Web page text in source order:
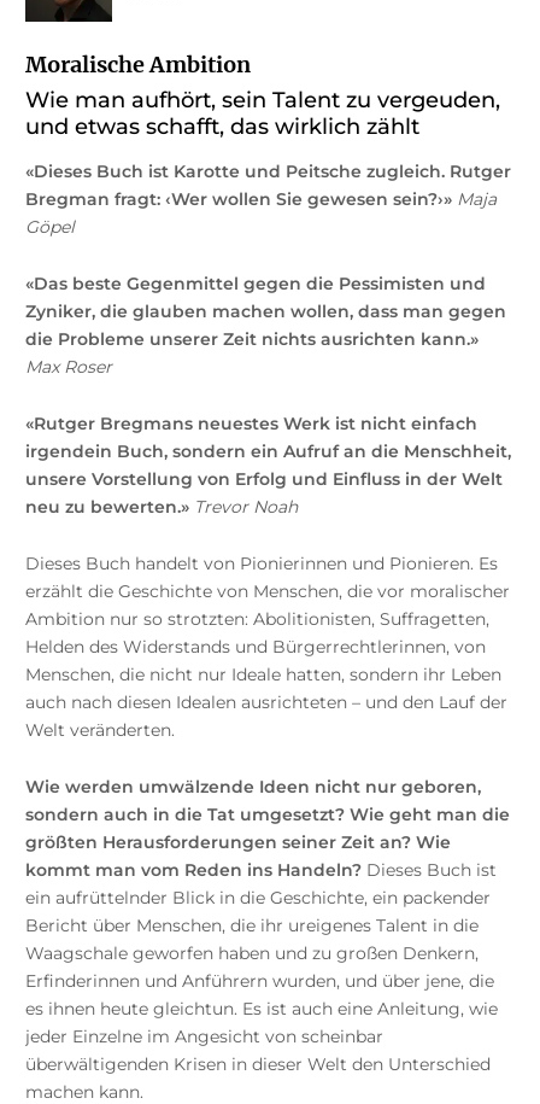
Moralische Ambition
Wie man aufhört, sein Talent zu vergeuden,
und etwas schafft, das wirklich zählt
«Dieses Buch ist Karotte und Peitsche zugleich. Rutger
Bregman fragt: ‹Wer wollen Sie gewesen sein?›» Maja
Göpel
«Das beste Gegenmittel gegen die Pessimisten und
Zyniker, die glauben machen wollen, dass man gegen
die Probleme unserer Zeit nichts ausrichten kann.»
Max Roser
«Rutger Bregmans neuestes Werk ist nicht einfach
irgendein Buch, sondern ein Aufruf an die Menschheit,
unsere Vorstellung von Erfolg und Einfluss in der Welt
neu zu bewerten.»Trevor Noah
Dieses Buch handelt von Pionierinnen und Pionieren. Es
erzählt die Geschichte von Menschen, die vor moralischer
Ambition nur so strotzten: Abolitionisten, Suffragetten,
Helden des Widerstands und Bürgerrechtlerinnen, von
Menschen, die nicht nur Ideale hatten, sondern ihr Leben
auch nach diesen Idealen ausrichteten – und den Lauf der
Welt veränderten.
Wie werden umwälzende Ideen nicht nur geboren,
sondern auch in die Tat umgesetzt? Wie geht man die
größten Herausforderungen seiner Zeit an? Wie
kommt man vom Reden ins Handeln?Dieses Buch ist
ein aufrüttelnder Blick in die Geschichte, ein packender
Bericht über Menschen, die ihr ureigenes Talent in die
Waagschale geworfen haben und zu großen Denkern,
Erfinderinnen und Anführern wurden, und über jene, die
es ihnen heute gleichtun. Es ist auch eine Anleitung, wie
jeder Einzelne im Angesicht von scheinbar
überwältigenden Krisen in dieser Welt den Unterschied
machen kann.